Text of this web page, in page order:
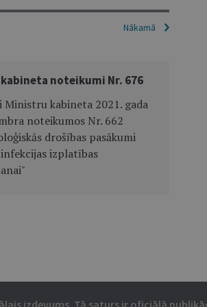
Nākamā
noteikumi Nr. 676
Ministru kabineta 2021. gada
noteikumos Nr. 662
drošības pasākumi
izplatības
izdevums. Tā saturs ir oficiālā